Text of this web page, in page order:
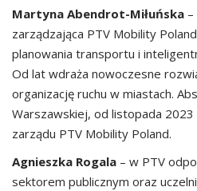
Martyna Abendrot-Miłuńska
zarządzająca PTV Mobility
planowania transportu i
Od lat wdraża nowoczesne
organizację ruchu w miastach.
Warszawskiej, od listopada 2023
zarządu PTV Mobility Poland.
Agnieszka Rogala – w PTV
sektorem publicznym oraz